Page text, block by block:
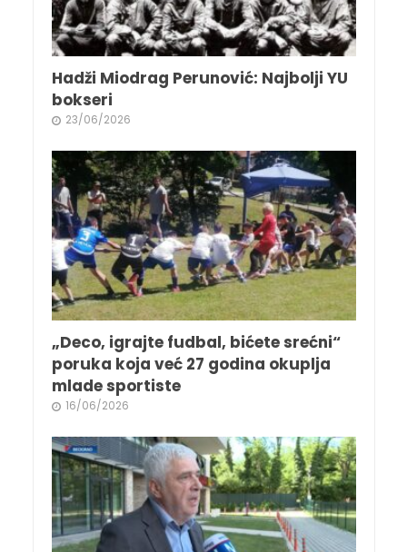
Hadži Miodrag Perunović: Najbolji YU
bokseri
23/06/2026
„Deco, igrajte fudbal, bićete srećni“
poruka koja već 27 godina okuplja
mlade sportiste
16/06/2026